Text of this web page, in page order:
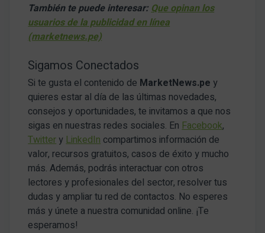
También te puede interesar: Que opinan los
usuarios de la publicidad en línea
(marketnews.pe)
Sigamos Conectados
Si te gusta el contenido de MarketNews.pe y
quieres estar al día de las últimas novedades,
consejos y oportunidades, te invitamos a que nos
sigas en nuestras redes sociales. En Facebook,
Twitter y LinkedIn compartimos información de
valor, recursos gratuitos, casos de éxito y mucho
más. Además, podrás interactuar con otros
lectores y profesionales del sector, resolver tus
dudas y ampliar tu red de contactos. No esperes
más y únete a nuestra comunidad online. ¡Te
esperamos!